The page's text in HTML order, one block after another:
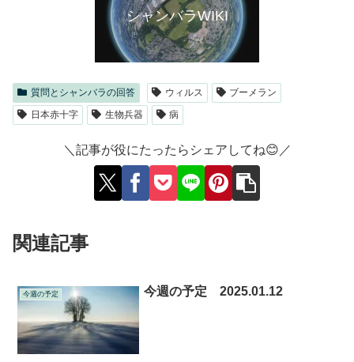
シャンバラWIKI
質問とシャンバラの回答 ウィルス
ブーメラン
日本赤十字
生物兵器 病
＼記事が役にたったらシェアしてね😊／
関連記事
今週の予定 今週の予定 2025.01.12